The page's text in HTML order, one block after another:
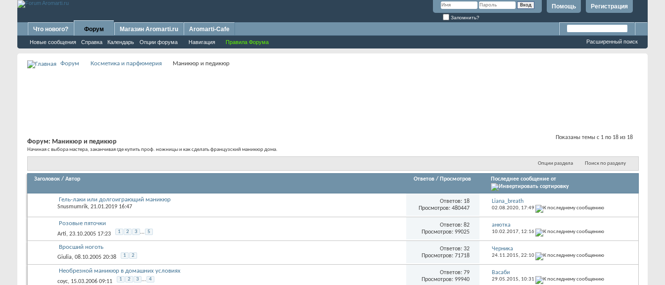
Регистрация
Помощь
Запомнить?
Что нового? Форум
Новые сообщения Справка Календарь Опции форума Навигация Правила Форума
Магазин Aromarti.ru Aromarti-Cafe
Расширенный поиск
Форум Косметика и парфюмерия Маникюр и педикюр
Показаны темы с 1 по 18 из 18
Форум: Маникюр и педикюр
Начиная с выбора мастера, заканчивая где купить проф. ножницы и как сделать французский маникюр дома.
Опции раздела Поиск по разделу
Заголовок / Автор Ответов / Просмотров Последнее сообщение от
Гель-лаки или долгоиграющий маникюр
Snusmumrik, 21.01.2019 16:47
Ответов: 18
Просмотров: 480447
Liana_breath
02.08.2020, 17:49
Розовые пяточки
Arti, 23.10.2005 17:23 1 2 3 ... 5
Ответов: 82
Просмотров: 99025
анютка
10.02.2017, 12:16
Вросший ноготь
Giulia, 08.10.2005 20:38 1 2
Ответов: 32
Просмотров: 71718
Черника
24.11.2015, 22:10
Необрезной маникюр в домашних условиях
соус, 15.03.2006 09:11 1 2 3 ... 4
Ответов: 79
Просмотров: 99940
Васаби
29.05.2015, 10:31